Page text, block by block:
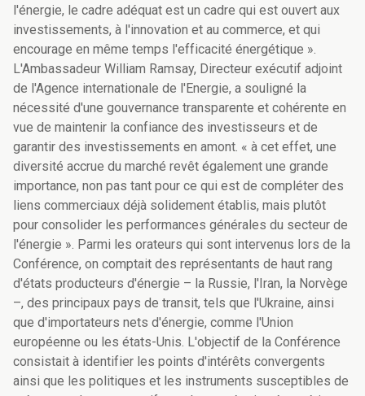
l'énergie, le cadre adéquat est un cadre qui est ouvert aux
investissements, à l'innovation et au commerce, et qui
encourage en même temps l'efficacité énergétique ».
L'Ambassadeur William Ramsay, Directeur exécutif adjoint
de l'Agence internationale de l'Energie, a souligné la
nécessité d'une gouvernance transparente et cohérente en
vue de maintenir la confiance des investisseurs et de
garantir des investissements en amont. « à cet effet, une
diversité accrue du marché revêt également une grande
importance, non pas tant pour ce qui est de compléter des
liens commerciaux déjà solidement établis, mais plutôt
pour consolider les performances générales du secteur de
l'énergie ». Parmi les orateurs qui sont intervenus lors de la
Conférence, on comptait des représentants de haut rang
d'états producteurs d'énergie – la Russie, l'Iran, la Norvège
–, des principaux pays de transit, tels que l'Ukraine, ainsi
que d'importateurs nets d'énergie, comme l'Union
européenne ou les états-Unis. L'objectif de la Conférence
consistait à identifier les points d'intérêts convergents
ainsi que les politiques et les instruments susceptibles de